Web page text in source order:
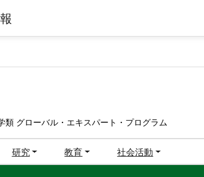
類 グローバル・エキスパート・プログラム
研究 教育 社会活動